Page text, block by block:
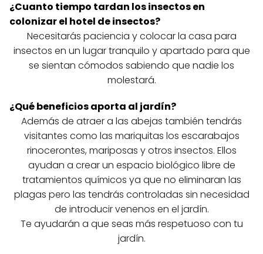
¿Cuanto tiempo tardan los insectos en
colonizar el hotel de insectos?
Necesitarás paciencia y colocar la casa para
insectos en un lugar tranquilo y apartado para que
se sientan cómodos sabiendo que nadie los
molestará.
¿Qué beneficios aporta al jardín?
Además de atraer a las abejas también tendrás
visitantes como las mariquitas los escarabajos
rinocerontes, mariposas y otros insectos. Ellos
ayudan a crear un espacio biológico libre de
tratamientos químicos ya que no eliminaran las
plagas pero las tendrás controladas sin necesidad
de introducir venenos en el jardín.
Te ayudarán a que seas más respetuoso con tu
jardín.